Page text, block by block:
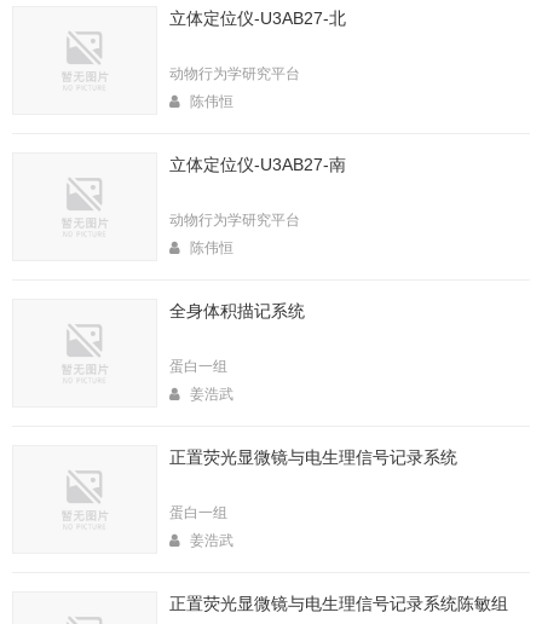
立体定位仪-U3AB27-北
动物行为学研究平台
陈伟恒
立体定位仪-U3AB27-南
动物行为学研究平台
陈伟恒
全身体积描记系统
蛋白一组
姜浩武
正置荧光显微镜与电生理信号记录系统
蛋白一组
姜浩武
正置荧光显微镜与电生理信号记录系统陈敏组